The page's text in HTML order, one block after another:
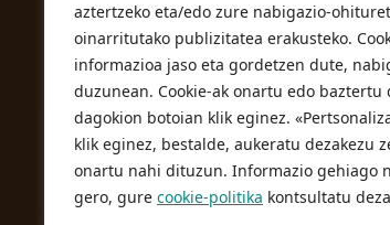
aztertzeko eta/edo zure nabigazio-
oinarritutako publizitatea erakusteko.
informazioa jaso eta gordetzen dute,
duzunean. Cookie-ak onartu edo baztertu
dagokion botoian klik eginez.
klik eginez, bestalde, aukeratu dezakezu
onartu nahi dituzun. Informazio gehiago
gero, gure cookie-politika kontsultatu
ORIOKO UDALA
Herriko plaza,1
20810 Orio (Gipuzkoa)
T. 943 83 03 46
bulegoak@orio.eus